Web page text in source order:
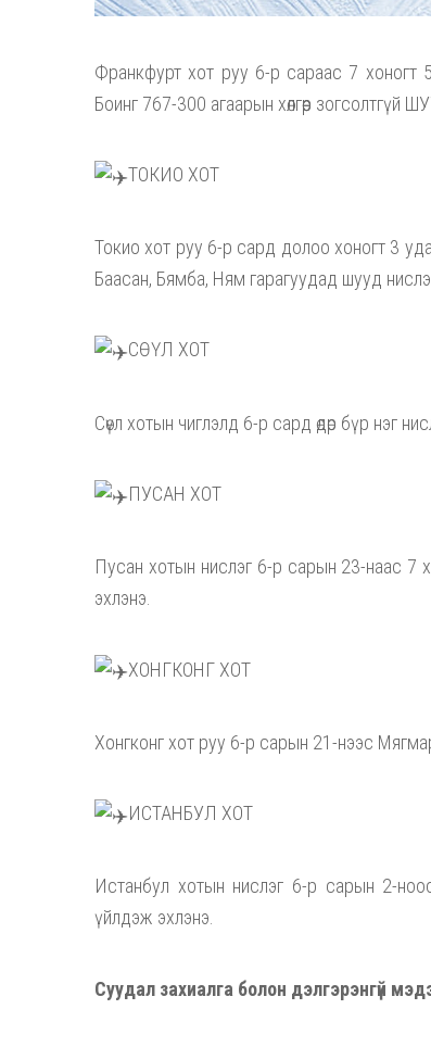
Франкфурт хот руу 6-р сараас 7 хоногт
Боинг 767-300 агаарын хөлгөөр зогсолтгүй
ТОКИО ХОТ
Токио хот руу 6-р сард долоо хоногт 3
Баасан, Бямба, Ням гарагуудад шууд
СӨҮЛ ХОТ
Сөүл хотын чиглэлд 6-р сард өдөр бүр нэг
ПУСАН ХОТ
Пусан хотын нислэг 6-р сарын 23-наас 7
эхлэнэ.
ХОНГКОНГ ХОТ
Хонгконг хот руу 6-р сарын 21-нээс
ИСТАНБУЛ ХОТ
Истанбул хотын нислэг 6-р сарын 2-
үйлдэж эхлэнэ.
Суудал захиалга болон дэлгэрэнгүй